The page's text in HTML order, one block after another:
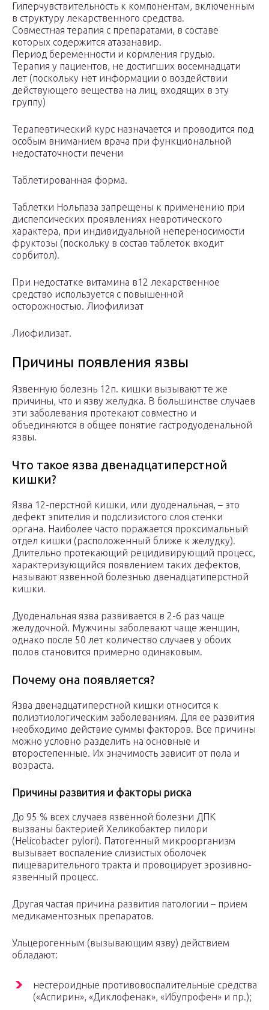
Гиперчувствительность к компонентам, включенным
в структуру лекарственного средства.
Совместная терапия с препаратами, в составе
которых содержится атазанавир.
Период беременности и кормления грудью.
Терапия у пациентов, не достигших восемнадцати
лет (поскольку нет информации о воздействии
действующего вещества на лиц, входящих в эту
группу)
Терапевтический курс назначается и проводится под
особым вниманием врача при функциональной
недостаточности печени
Таблетированная форма.
Таблетки Нольпаза запрещены к применению при
диспепсических проявлениях невротического
характера, при индивидуальной непереносимости
фруктозы (поскольку в состав таблеток входит
сорбитол).
При недостатке витамина в12 лекарственное
средство используется с повышенной
осторожностью. Лиофилизат
Лиофилизат.
Причины появления язвы
Язвенную болезнь 12п. кишки вызывают те же
причины, что и язву желудка. В большинстве случаев
эти заболевания протекают совместно и
объединяются в общее понятие гастродуоденальной
язвы.
Что такое язва двенадцатиперстной
кишки?
Язва 12-перстной кишки, или дуоденальная, – это
дефект эпителия и подслизистого слоя стенки
органа. Наиболее часто поражается проксимальный
отдел кишки (расположенный ближе к желудку).
Длительно протекающий рецидивирующий процесс,
характеризующийся появлением таких дефектов,
называют язвенной болезнью двенадцатиперстной
кишки.
Дуоденальная язва развивается в 2-6 раз чаще
желудочной. Мужчины заболевают чаще женщин,
однако после 50 лет количество случаев у обоих
полов становится примерно одинаковым.
Почему она появляется?
Язва двенадцатиперстной кишки относится к
полиэтиологическим заболеваниям. Для ее развития
необходимо действие суммы факторов. Все причины
можно условно разделить на основные и
второстепенные. Их значимость зависит от пола и
возраста.
Причины развития и факторы риска
До 95 % всех случаев язвенной болезни ДПК
вызваны бактерией Хеликобактер пилори
(Helicobacter pylori). Патогенный микроорганизм
вызывает воспаление слизистых оболочек
пищеварительного тракта и провоцирует эрозивно-
язвенный процесс.
Другая частая причина развития патологии – прием
медикаментозных препаратов.
Ульцерогенным (вызывающим язву) действием
обладают:
нестероидные противовоспалительные средства
(«Аспирин», «Диклофенак», «Ибупрофен» и пр.);